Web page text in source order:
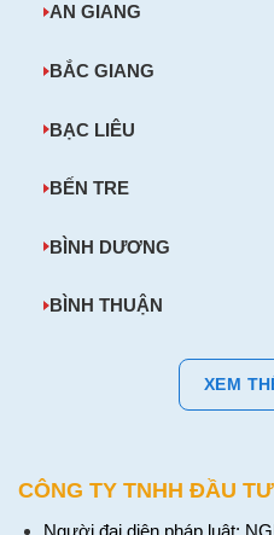
AN GIANG
BẮC GIANG
BẠC LIÊU
BẾN TRE
BÌNH DƯƠNG
BÌNH THUẬN
XEM
CÔNG TY TNHH ĐẦU
Người đại diện pháp luật: